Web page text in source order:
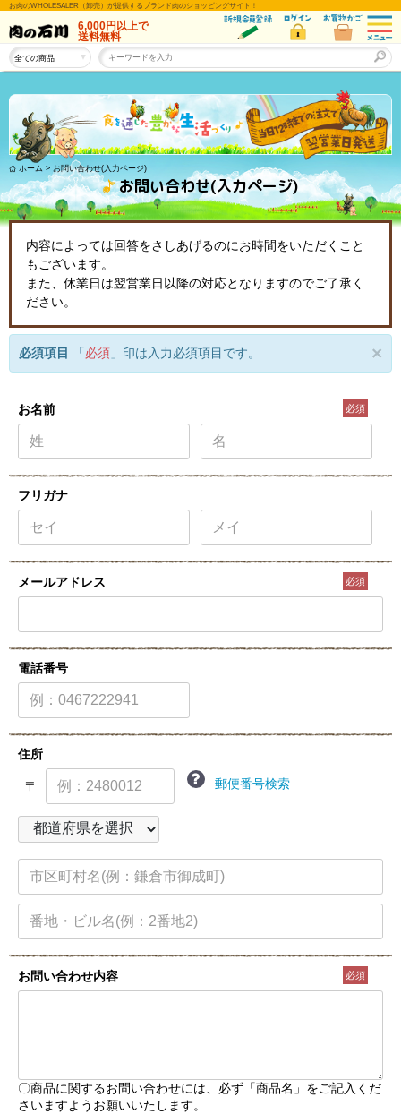
お肉のWHOLESALER（卸売）が提供するブランド肉のショッピングサイト！
6,000円以上で
送料無料
ホーム > お問い合わせ(入力ページ)
お問い合わせ(入力ページ)
内容によっては回答をさしあげるのにお時間をいただくこと
もございます。
また、休業日は翌営業日以降の対応となりますのでご了承く
ださい。
×
必須項目 「 必須 」印は入力必須項目です。
お名前 必須
フリガナ
メールアドレス 必須
電話番号
住所
〒 郵便番号検索
お問い合わせ内容 必須
〇商品に関するお問い合わせには、必ず「商品名」をご記入くだ
さいますようお願いいたします。